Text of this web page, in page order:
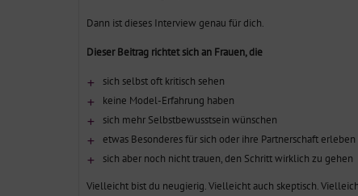
Dann ist dieses Interview genau für dich.
Dieser Beitrag richtet sich an Frauen, die
sich selbst oft kritisch sehen
keine Model-Erfahrung haben
sich mehr Selbstbewusstsein wünschen
etwas Besonderes für sich oder ihre Partnerschaft
sich aber noch nicht trauen, den Schritt wirklich zu gehen
Vielleicht bist du neugierig. Vielleicht auch skeptisch.